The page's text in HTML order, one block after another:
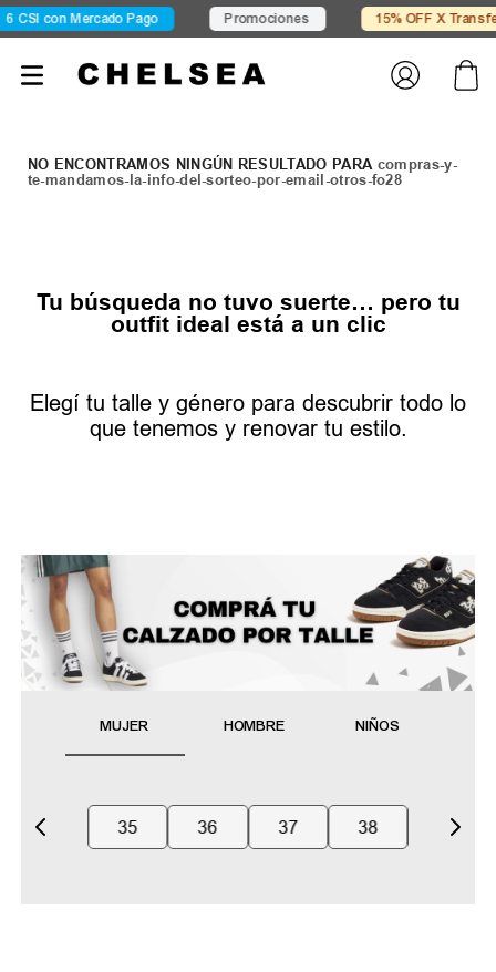
CSI con Mercado Pago Promociones 15% OFF X
compras-y-
te-mandamos-la-info-del-sorteo-por-email-otros-fo28
Tu búsqueda no tuvo suerte… pero tu
outfit ideal está a un clic
Elegí tu talle y género para descubrir todo lo
que tenemos y renovar tu estilo.
MUJER HOMBRE NIÑOS
35 36 37 38